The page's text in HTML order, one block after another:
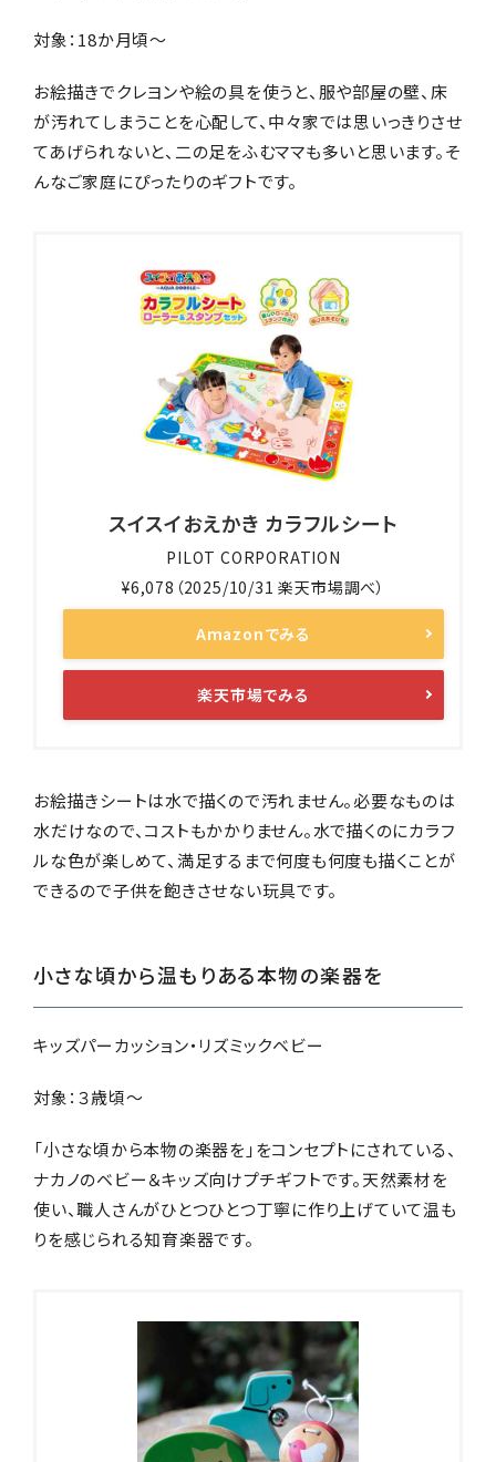
対象：18か月頃～
お絵描きでクレヨンや絵の具を使うと、服や部屋の壁、床
が汚れてしまうことを心配して、中々家では思いっきりさせ
てあげられないと、二の足をふむママも多いと思います。そ
んなご家庭にぴったりのギフトです。
スイスイおえかき カラフルシート
PILOT CORPORATION
¥6,078（2025/10/31 楽天市場調べ）
Amazonでみる
楽天市場でみる
お絵描きシートは水で描くので汚れません。必要なものは
水だけなので、コストもかかりません。水で描くのにカラフ
ルな色が楽しめて、満足するまで何度も何度も描くことが
できるので子供を飽きさせない玩具です。
小さな頃から温もりある本物の楽器を
キッズパーカッション・リズミックベビー
対象：３歳頃～
「小さな頃から本物の楽器を」をコンセプトにされている、
ナカノのベビー＆キッズ向けプチギフトです。天然素材を
使い、職人さんがひとつひとつ丁寧に作り上げていて温も
りを感じられる知育楽器です。